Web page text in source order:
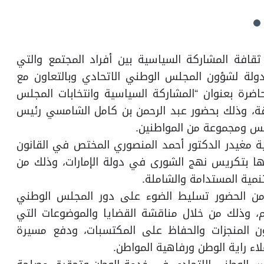
لتطوير ثقافة المشاركة السياسية بين أفراد المجتمع والتي
لشؤون المجلس الوطني الاتحادي وبالتعاون مع
بعنوان “المشاركة السياسية وانتخابات المجلس
وذلك بحضور عبد الرحمن بن كامل الشامسي رئيس
ومجموعة من المواطنين.
الدكتور أحمد المنصوري المختص في القانون
بتكريس نهج الشورى في دولة الإمارات، وذلك من
المستدامة والشاملة.
الحضور تسليط الضوء على دور المجلس الوطني
وذلك من خلال مناقشة القضايا والموضوعات التي
والحفاظ على المكتسبات، ودفع مسيرة
راية الوطن ورفاهية المواطن.